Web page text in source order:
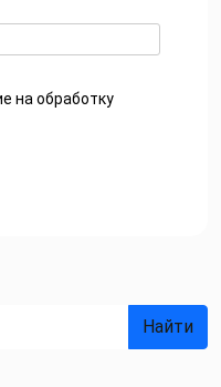
на обработку
Найти